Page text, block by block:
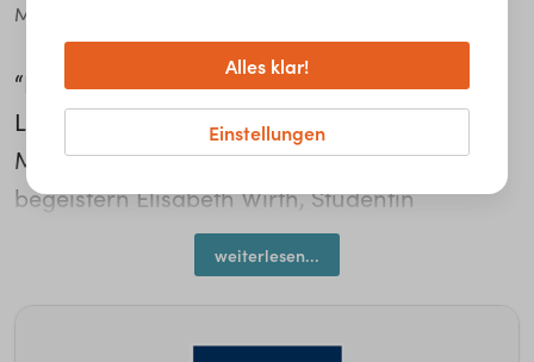
Master
“Das Coolste für mich ist, dass ich die ganzen
Leute kennenlerne.“ Das und die neuen
Möglichkeiten, die daraus erwachen,
begeistern Elisabeth Wirth, Studentin
Masterstudiengang Immobilienmanagement
bei FHWien der WKW, besonders an ihrem
Immobilienrecht gibt es auch praktische
weiterlesen...
Einstellungen
Alles klar!